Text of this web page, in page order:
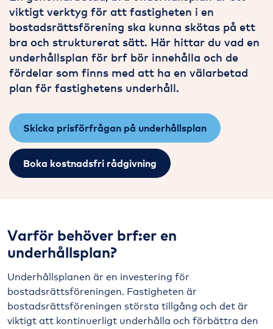
viktigt verktyg för att fastigheten i en
bostadsrättsförening ska kunna skötas på ett
bra och strukturerat sätt. Här hittar du vad en
underhållsplan för brf bör innehålla och de
fördelar som finns med att ha en välarbetad
plan för fastighetens underhåll.
Skicka prisförfrågan på underhållsplan
Boka kostnadsfri rådgivning
Varför behöver brf:er en
underhållsplan?
Underhållsplanen är en investering för
bostadsrättsföreningen. Fastigheten är
bostadsrättsföreningen största tillgång och det är
viktigt att kontinuerligt underhålla och förbättra den